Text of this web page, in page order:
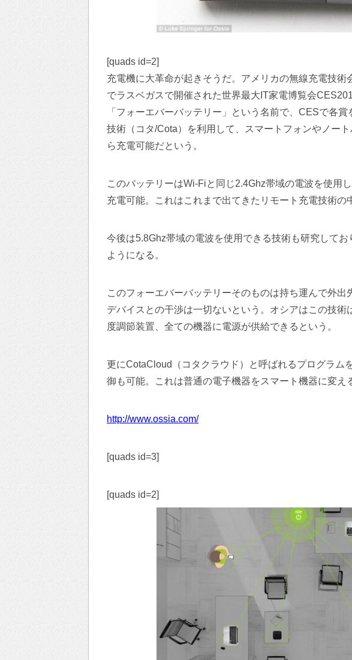
[quads id=2]
充電機に大革命が起きそうだ。アメリカの無線充電技術
でラスベガスで開催された世界最大IT家電博覧会
「フォーエバーバッテリー」という名前で、CESで各
技術（コタ/Cota）を利用して、スマートフォンやノー
ら充電可能だという。
このバッテリーはWi-Fiと同じ2.4Ghz帯域の電波を使用
充電可能。これはこれまで出てきたリモート充電技術の
今後は5.8Ghz帯域の電波を使用できる技術も研究して
ようになる。
このフォーエバーバッテリーそのものは持ち運んで外出
デバイスとの干渉は一切ないという。オシアはこの技術
度調節装置、全ての機器に電源が供給できるという。
更にCotaCloud（コタクラウド）と呼ばれるプログラム
御も可能。これは普通の電子機器をスマート機器に変え
http://www.ossia.com/
[quads id=3]
[quads id=2]